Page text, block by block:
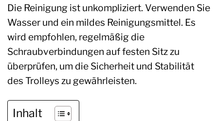
Die Reinigung ist unkompliziert. Verwenden Sie
Wasser und ein mildes Reinigungsmittel. Es
wird empfohlen, regelmäßig die
Schraubverbindungen auf festen Sitz zu
überprüfen, um die Sicherheit und Stabilität
des Trolleys zu gewährleisten.
Inhalt